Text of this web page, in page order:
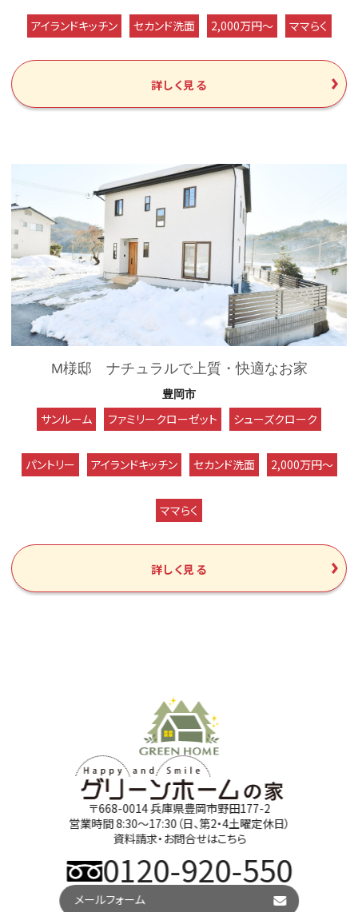
アイランドキッチン セカンド洗面 2,000万円～ ママらく
詳しく見る
M様邸 ナチュラルで上質・快適なお家
豊岡市
サンルーム ファミリークローゼット シューズクローク
パントリー アイランドキッチン セカンド洗面 2,000万円～
ママらく
詳しく見る
〒668-0014 兵庫県豊岡市野田177-2
営業時間 8:30～17:30（日、第2・4土曜定休日）
資料請求・お問合せはこちら
0120-920-550
メールフォーム